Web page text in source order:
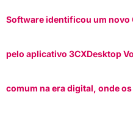
Software identificou um novo
pelo aplicativo 3CXDesktop
comum na era digital, onde